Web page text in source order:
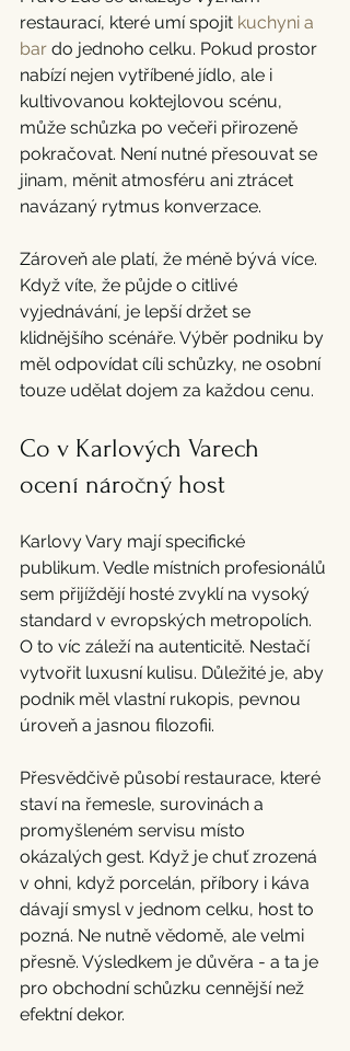
restaurací, které umí spojit kuchyni a
bar do jednoho celku. Pokud prostor
nabízí nejen vytříbené jídlo, ale i
kultivovanou koktejlovou scénu,
může schůzka po večeři přirozeně
pokračovat. Není nutné přesouvat se
jinam, měnit atmosféru ani ztrácet
navázaný rytmus konverzace.
Zároveň ale platí, že méně bývá více.
Když víte, že půjde o citlivé
vyjednávání, je lepší držet se
klidnějšího scénáře. Výběr podniku by
měl odpovídat cíli schůzky, ne osobní
touze udělat dojem za každou cenu.
Co v Karlových Varech
ocení náročný host
Karlovy Vary mají specifické
publikum. Vedle místních profesionálů
sem přijíždějí hosté zvyklí na vysoký
standard v evropských metropolích.
O to víc záleží na autenticitě. Nestačí
vytvořit luxusní kulisu. Důležité je, aby
podnik měl vlastní rukopis, pevnou
úroveň a jasnou filozofii.
Přesvědčivě působí restaurace, které
staví na řemesle, surovinách a
promyšleném servisu místo
okázalých gest. Když je chuť zrozená
v ohni, když porcelán, příbory i káva
dávají smysl v jednom celku, host to
pozná. Ne nutně vědomě, ale velmi
přesně. Výsledkem je důvěra - a ta je
pro obchodní schůzku cennější než
efektní dekor.